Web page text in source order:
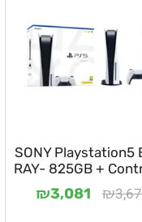
SONY Playstation5
RAY- 825GB +
CFI-1216A
₪
₪3,081